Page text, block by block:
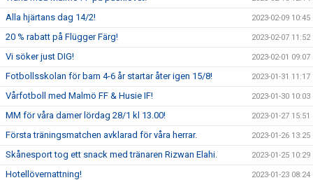
Alla hjärtans dag 14/2! 2023-02-09 10:45
20 % rabatt på Flügger Färg! 2023-02-07 11:52
Vi söker just DIG! 2023-02-01 09:07
Fotbollsskolan för barn 4-6 år startar åter igen 15/8! 2023-01-31 11:17
Vårfotboll med Malmö FF & Husie IF! 2023-01-30 10:03
MM för våra damer lördag 28/1 kl 13.00! 2023-01-27 15:51
Första träningsmatchen avklarad för våra herrar. 2023-01-26 13:25
Skånesport tog ett snack med tränaren Rizwan Elahi. 2023-01-25 10:29
Hotellövernattning! 2023-01-23 08:24